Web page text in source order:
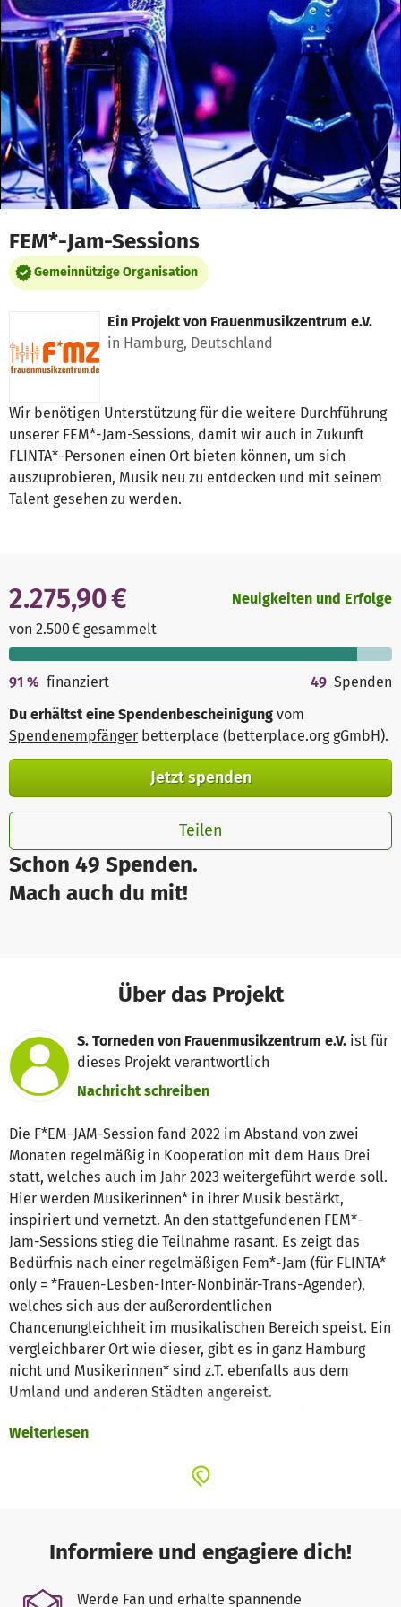
Zum Hauptinhalt springen
Erklärung zur Barrierefreiheit anzeigen
FEM*-Jam-Sessions
Gemeinnützige Organisation
Ein Projekt von Frauenmusikzentrum e.V.
in Hamburg, Deutschland
Wir benötigen Unterstützung für die weitere Durchführung
unserer FEM*-Jam-Sessions, damit wir auch in Zukunft
FLINTA*-Personen einen Ort bieten können, um sich
auszuprobieren, Musik neu zu entdecken und mit seinem
Talent gesehen zu werden.
Schon 49 Spenden.
Mach auch du mit!
2.275,90 €
von 2.500 € gesammelt
Neuigkeiten und Erfolge
91 % finanziert 49 Spenden
Du erhältst eine Spendenbescheinigung vom
Spendenempfänger betterplace (betterplace.org gGmbH).
Jetzt spenden
Teilen
Über das Projekt
S. Torneden von Frauenmusikzentrum e.V. ist für
dieses Projekt verantwortlich
Nachricht schreiben
Die F*EM-JAM-Session fand 2022 im Abstand von zwei
Monaten regelmäßig in Kooperation mit dem Haus Drei
statt, welches auch im Jahr 2023 weitergeführt werde soll.
Hier werden Musikerinnen* in ihrer Musik bestärkt,
inspiriert und vernetzt. An den stattgefundenen FEM*-
Jam-Sessions stieg die Teilnahme rasant. Es zeigt das
Bedürfnis nach einer regelmäßigen Fem*-Jam (für FLINTA*
only = *Frauen-Lesben-Inter-Nonbinär-Trans-Agender),
welches sich aus der außerordentlichen
Chancenungleichheit im musikalischen Bereich speist. Ein
vergleichbarer Ort wie dieser, gibt es in ganz Hamburg
nicht und Musikerinnen* sind z.T. ebenfalls aus dem
Umland und anderen Städten angereist.
auszuprobieren, Musik neu zu entdecken und mit seinem
ausprobiert werden oder eigene Lieder in einer Session
Ausprobieren, Inspirieren und den Austausch.
Jede* hat die Möglichkeit, sich einzubringen. Ein
respektvoller Umgang untereinander wird dabei
Weiterlesen
Informiere und engagiere dich!
Werde Fan und erhalte spannende